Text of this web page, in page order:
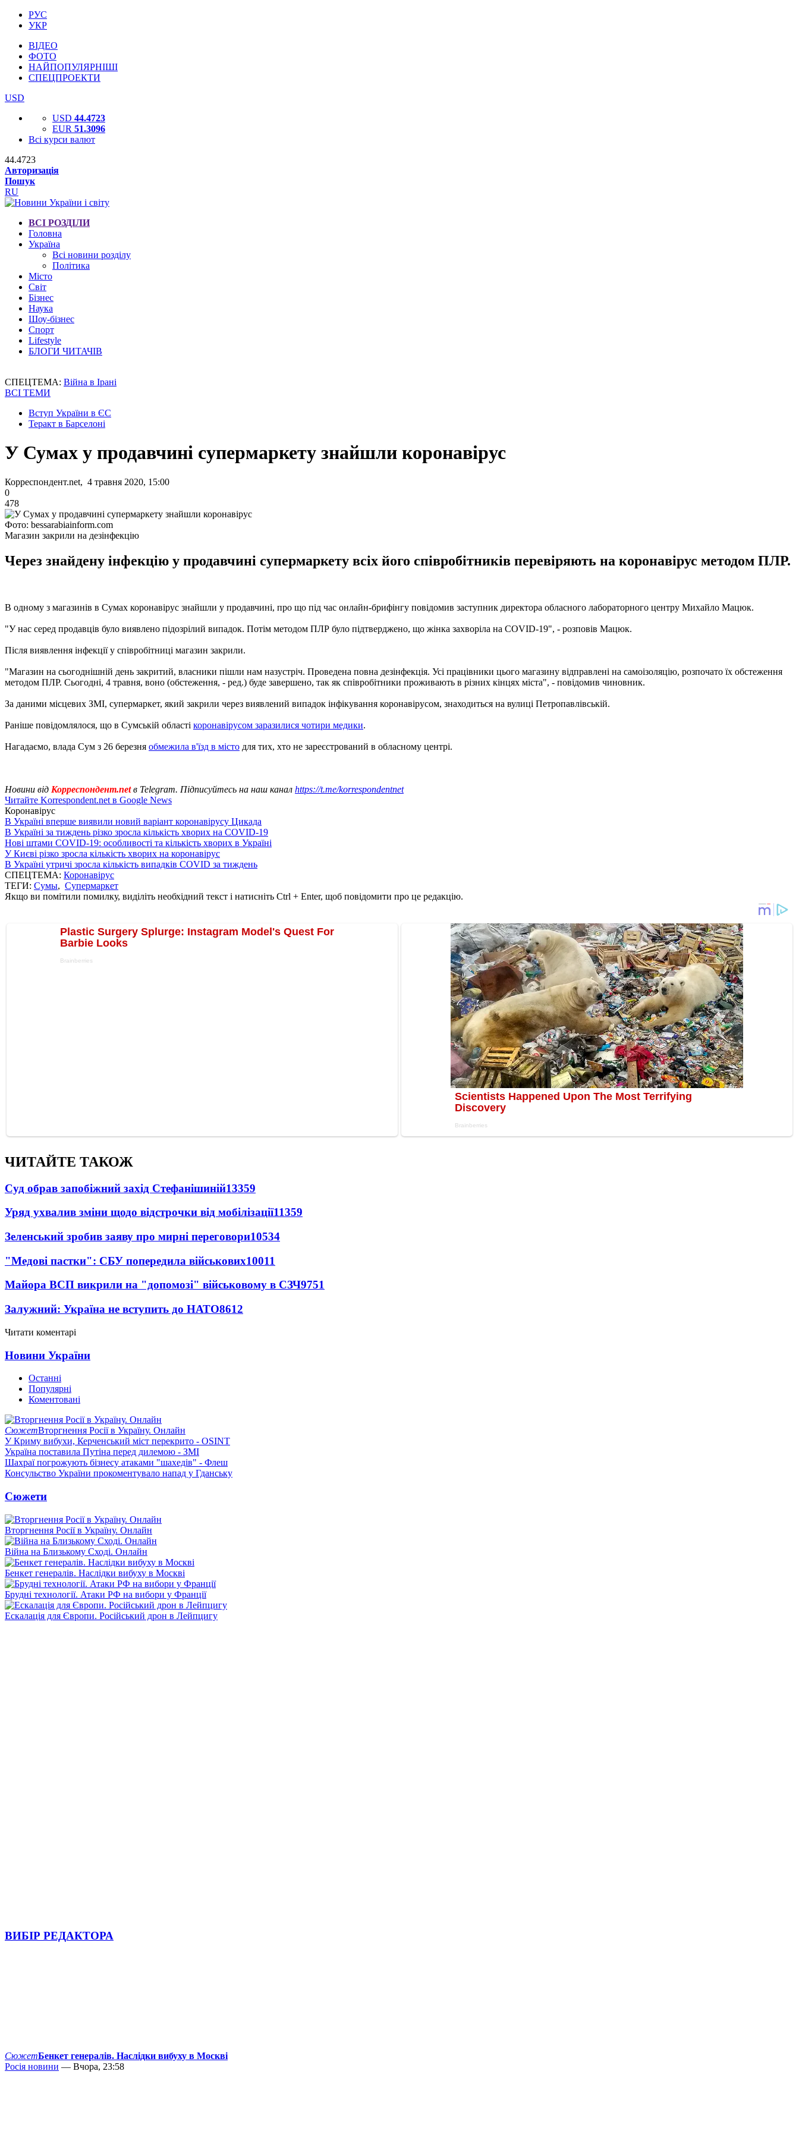
РУС
УКР
ВІДЕО
ФОТО
НАЙПОПУЛЯРНІШІ
СПЕЦПРОЕКТИ
USD
USD 44.4723
EUR 51.3096
Всі курси валют
44.4723
Авторизація
Пошук
RU
ВСІ РОЗДІЛИ
Головна
Україна
Всі новини розділу
Політика
Місто
Світ
Бізнес
Наука
Шоу-бізнес
Спорт
Lifestyle
БЛОГИ ЧИТАЧІВ
СПЕЦТЕМА: Війна в Ірані
ВСІ ТЕМИ
Вступ України в ЄС
Теракт в Барселоні
У Сумах у продавчині супермаркету знайшли коронавірус
Корреспондент.net, 4 травня 2020, 15:00
0
478
Фото: bessarabiainform.com
Магазин закрили на дезінфекцію
Через знайдену інфекцію у продавчині супермаркету всіх його співробітників перевіряють на коронавірус методом ПЛР.
В одному з магазинів в Сумах коронавірус знайшли у продавчині, про що під час онлайн-брифінгу повідомив заступник директора обласного лабораторного центру Михайло Мацюк.
"У нас серед продавців було виявлено підозрілий випадок. Потім методом ПЛР було підтверджено, що жінка захворіла на COVID-19", - розповів Мацюк.
Після виявлення інфекції у співробітниці магазин закрили.
"Магазин на сьогоднішній день закритий, власники пішли нам назустріч. Проведена повна дезінфекція. Усі працівники цього магазину відправлені на самоізоляцію, розпочато їх обстеження
методом ПЛР. Сьогодні, 4 травня, воно (обстеження, - ред.) буде завершено, так як співробітники проживають в різних кінцях міста", - повідомив чиновник.
За даними місцевих ЗМІ, супермаркет, який закрили через виявлений випадок інфікування коронавірусом, знаходиться на вулиці Петропавлівській.
Раніше повідомлялося, що в Сумській області коронавірусом заразилися чотири медики.
Нагадаємо, влада Сум з 26 березня обмежила в'їзд в місто для тих, хто не зареєстрований в обласному центрі.
Новини від Корреспондент.netв Telegram. Підписуйтесь на наш канал https://t.me/korrespondentnet
Читайте Korrespondent.net в Google News
Коронавірус
В Україні вперше виявили новий варіант коронавірусу Цикада
В Україні за тиждень різко зросла кількість хворих на COVID-19
Нові штами COVID-19: особливості та кількість хворих в Україні
У Києві різко зросла кількість хворих на коронавірус
В Україні утричі зросла кількість випадків COVID за тиждень
СПЕЦТЕМА: Коронавірус
ТЕГИ: Сумы, Супермаркет
Якщо ви помітили помилку, виділіть необхідний текст і натисніть Ctrl + Enter, щоб повідомити про це редакцію.
ЧИТАЙТЕ ТАКОЖ
Суд обрав запобіжний захід Стефанішиній13359
Уряд ухвалив зміни щодо відстрочки від мобілізації11359
Зеленський зробив заяву про мирні переговори10534
"Медові пастки": СБУ попередила військових10011
Майора ВСП викрили на "допомозі" військовому в СЗЧ9751
Залужний: Україна не вступить до НАТО8612
Читати коментарі
Новини України
Останні
Популярні
Коментовані
СюжетВторгнення Росії в Україну. Онлайн
У Криму вибухи, Керченський міст перекрито - OSINT
Україна поставила Путіна перед дилемою - ЗМІ
Шахраї погрожують бізнесу атаками "шахедів" - Флеш
Консульство України прокоментувало напад у Гданську
Сюжети
Вторгнення Росії в Україну. Онлайн
Війна на Близькому Сході. Онлайн
Бенкет генералів. Наслідки вибуху в Москві
Брудні технології. Атаки РФ на вибори у Франції
Ескалація для Європи. Російський дрон в Лейпцигу
ВИБІР РЕДАКТОРА
СюжетБенкет генералів. Наслідки вибуху в Москві
Росія новини — Вчора, 23:58